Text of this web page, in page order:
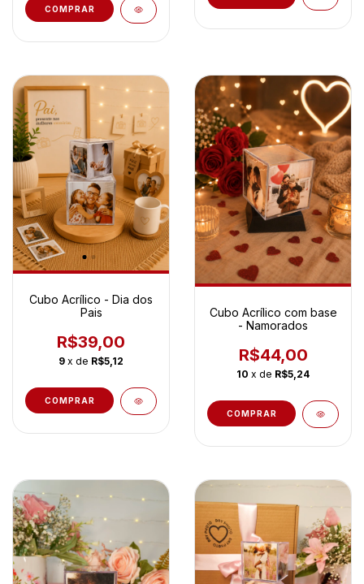
COMPRAR
Cubo Acrílico - Dia dos
Pais
R$39,00
9 x de R$5,12
COMPRAR
Cubo Acrílico com base
- Namorados
R$44,00
10 x de R$5,24